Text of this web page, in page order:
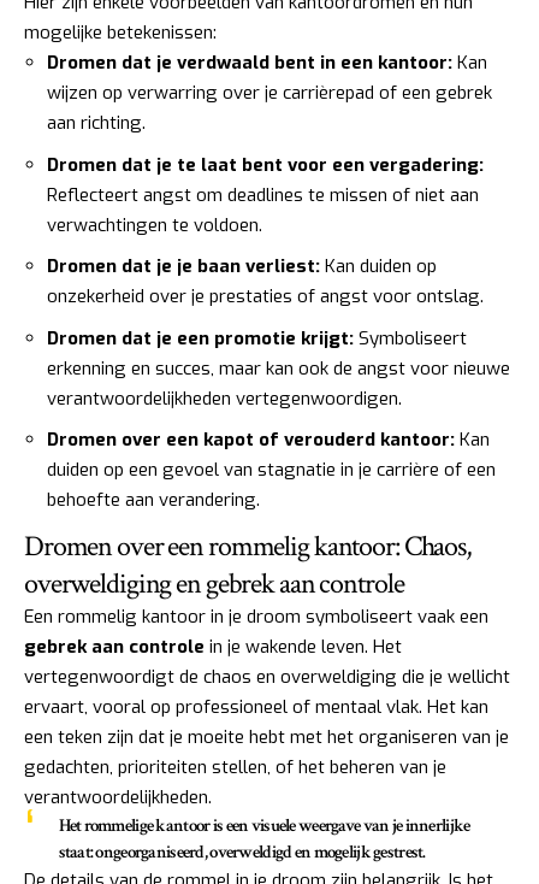
mogelijke betekenissen:
Dromen dat je verdwaald bent in een kantoor: Kan
wijzen op verwarring over je carrièrepad of een gebrek
aan richting.
Dromen dat je te laat bent voor een vergadering:
Reflecteert angst om deadlines te missen of niet aan
verwachtingen te voldoen.
Dromen dat je je baan verliest: Kan duiden op
onzekerheid over je prestaties of angst voor ontslag.
Dromen dat je een promotie krijgt: Symboliseert
erkenning en succes, maar kan ook de angst voor nieuwe
verantwoordelijkheden vertegenwoordigen.
Dromen over een kapot of verouderd kantoor: Kan
duiden op een gevoel van stagnatie in je carrière of een
behoefte aan verandering.
Dromen over een rommelig kantoor: Chaos,
overweldiging en gebrek aan controle
Een rommelig kantoor in je droom symboliseert vaak een
gebrek aan controle in je wakende leven. Het
vertegenwoordigt de chaos en overweldiging die je wellicht
ervaart, vooral op professioneel of mentaal vlak. Het kan
een teken zijn dat je moeite hebt met het organiseren van je
gedachten, prioriteiten stellen, of het beheren van je
verantwoordelijkheden.
Het rommelige kantoor is een visuele weergave van je innerlijke
staat: ongeorganiseerd, overweldigd en mogelijk gestrest.